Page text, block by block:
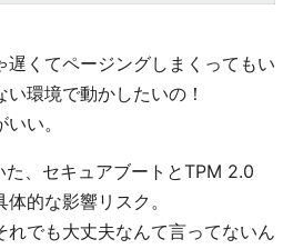
遅くてページングしまくってもい
環境で動かしたいの！
い。
、セキュアブートとTPM 2.0
的な影響リスク。
れでも大丈夫なんて言ってないん